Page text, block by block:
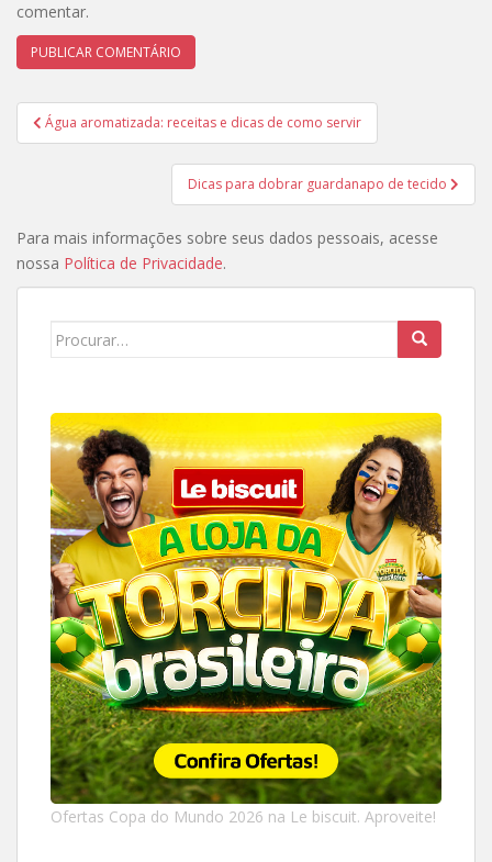
comentar.
Navegação
de
Água aromatizada: receitas e dicas de como servir
Dicas para dobrar guardanapo de tecido
Para mais informações sobre seus dados pessoais, acesse
nossa Política de Privacidade.
Search
Ofertas Copa do Mundo 2026 na Le biscuit. Aproveite!